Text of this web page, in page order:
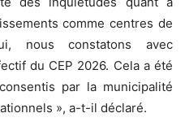
comme centres de
nous constatons avec
du CEP 2026. Cela a été
par la municipalité
», a-t-il déclaré.